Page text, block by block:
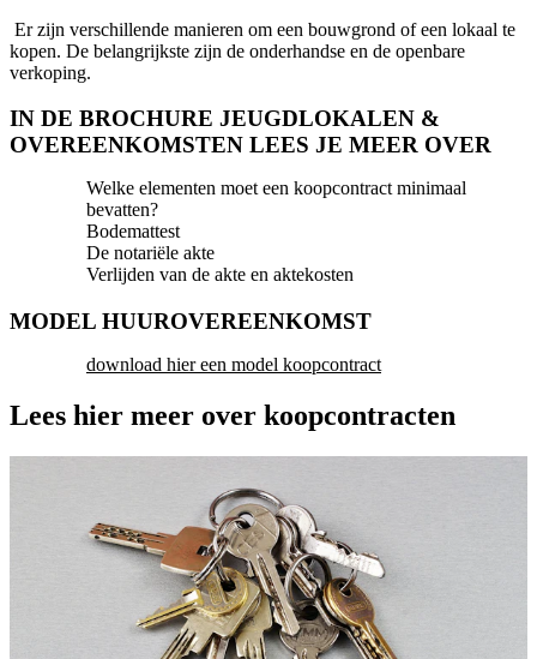
Er zijn verschillende manieren om een bouwgrond of een lokaal te
kopen. De belangrijkste zijn de onderhandse en de openbare
verkoping.
IN DE BROCHURE JEUGDLOKALEN &
OVEREENKOMSTEN LEES JE MEER OVER
Welke elementen moet een koopcontract minimaal
bevatten?
Bodemattest
De notariële akte
Verlijden van de akte en aktekosten
MODEL HUUROVEREENKOMST
download hier een model koopcontract
Lees hier meer over koopcontracten